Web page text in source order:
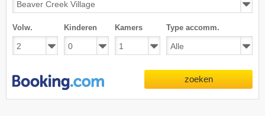
Volw. Kinderen Kamers Type accomm.
zoeken